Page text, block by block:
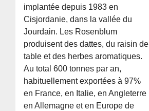
implantée depuis 1983 en
Cisjordanie, dans la vallée du
Jourdain. Les Rosenblum
produisent des dattes, du raisin de
table et des herbes aromatiques.
Au total 600 tonnes par an,
habituellement exportées à 97%
en France, en Italie, en Angleterre
en Allemagne et en Europe de